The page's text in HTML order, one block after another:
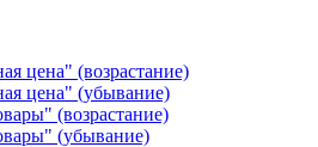
цена" (возрастание)
цена" (убывание)
(возрастание)
(убывание)